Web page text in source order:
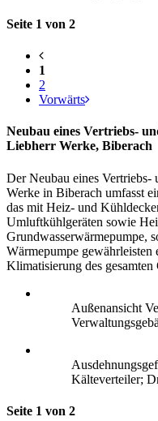
Seite 1 von 2
1
2
Vorwärts
Neubau eines Vertriebs-
Liebherr Werke, Biberach
Der Neubau eines Vertriebs-
Werke in Biberach umfasst
das mit Heiz- und
Umluftkühlgeräten sowie
Grundwasserwärmepumpe,
Wärmepumpe
Klimatisierung des gesamten
Außenansicht
Kälteverteiler;
Seite 1 von 2